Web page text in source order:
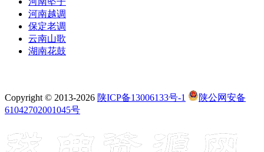
河南越调
保定老调
云南山歌
湖南花鼓
Copyright © 2013-2026 陕ICP备13006133号-1
陕公网安备
61042702001045号